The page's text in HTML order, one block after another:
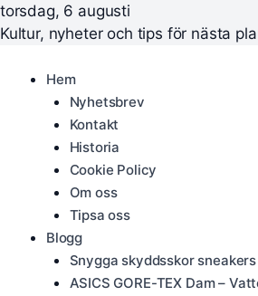
torsdag, 6 augusti
Kultur, nyheter och tips för nästa
Hem
Nyhetsbrev
Kontakt
Historia
Cookie Policy
Om oss
Tipsa oss
Blogg
Snygga skyddsskor
ASICS GORE-TEX Dam –